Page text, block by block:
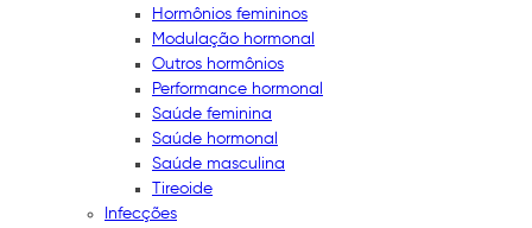
Hormônios femininos
Modulação hormonal
Outros hormônios
Performance hormonal
Saúde feminina
Saúde hormonal
Saúde masculina
Tireoide
Infecções